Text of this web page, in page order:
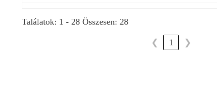
Találatok: 1 - 28 Összesen: 28
❮ 1 ❯